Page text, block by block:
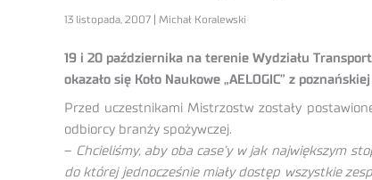
13 listopada, 2007 | Michał Koralewski
19 i 20 października na terenie Wydziału
okazało się Koło Naukowe „AELOGIC” z
Przed uczestnikami Mistrzostw zostały
odbiorcy branży spożywczej.
– Chcieliśmy, aby oba case’y w jak największym
do której jednocześnie miały dostęp wszystkie